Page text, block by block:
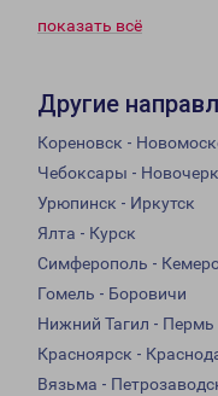
показать всё
Другие
Кореновск -
Чебоксары -
Урюпинск - Иркутск
Ялта - Курск
Симферополь -
Гомель - Боровичи
Нижний Тагил - Пермь
Красноярск -
Вязьма -